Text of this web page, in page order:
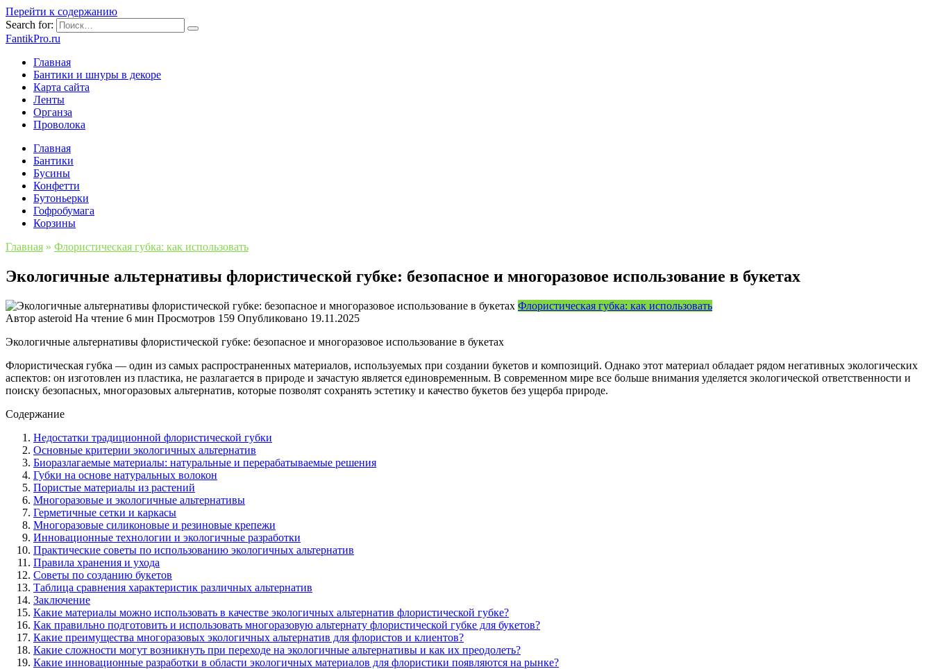
Перейти к содержанию
Search for:
FantikPro.ru
Главная
Бантики и шнуры в декоре
Карта сайта
Ленты
Органза
Проволока
Главная
Бантики
Бусины
Конфетти
Бутоньерки
Гофробумага
Корзины
Главная » Флористическая губка: как использовать
Экологичные альтернативы флористической губке: безопасное и многоразовое использование в букетаx
Флористическая губка: как использовать
Автор asteroid На чтение 6 мин Просмотров 159 Опубликовано 19.11.2025
Экологичные альтернативы флористической губке: безопасное и многоразовое использование в букетаx
Флористическая губка — один из самых распространенных материалов, используемых при создании букетов и композиций. Однако этот материал обладает рядом негативных экологических
аспектов: он изготовлен из пластика, не разлагается в природе и зачастую является единовременным. В современном мире все больше внимания уделяется экологической ответственности и
поиску безопасных, многоразовых альтернатив, которые позволят сохранять эстетику и качество букетов без ущерба природе.
Содержание
Недостатки традиционной флористической губки
Основные критерии экологичных альтернатив
Биоразлагаемые материалы: натуральные и перерабатываемые решения
Губки на основе натуральных волокон
Пористые материалы из растений
Многоразовые и экологичные альтернативы
Герметичные сетки и каркасы
Многоразовые силиконовые и резиновые крепежи
Инновационные технологии и экологичные разработки
Практические советы по использованию экологичных альтернатив
Правила хранения и ухода
Советы по созданию букетов
Таблица сравнения характеристик различных альтернатив
Заключение
Какие материалы можно использовать в качестве экологичных альтернатив флористической губке?
Как правильно подготовить и использовать многоразовую альтернату флористической губке для букетов?
Какие преимущества многоразовых экологичных альтернатив для флористов и клиентов?
Какие сложности могут возникнуть при переходе на экологичные альтернативы и как их преодолеть?
Какие инновационные разработки в области экологичных материалов для флористики появляются на рынке?